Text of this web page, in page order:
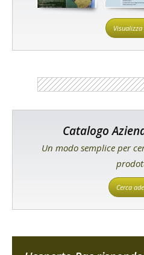
Catalogo
Un modo semplice per
Cerca